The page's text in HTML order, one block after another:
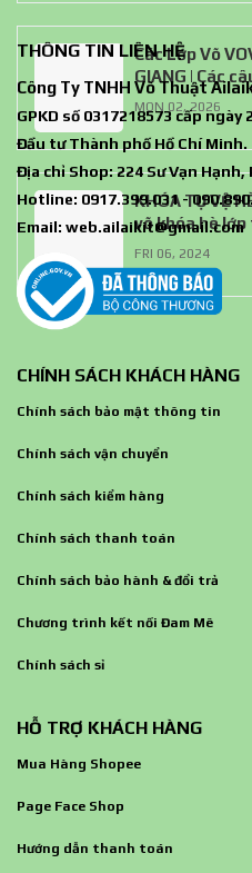
Các Lớp Võ
GIANG | Các
GIANG
MON 02, 2026
KHÓA TỰ VỆ
võ khóa hè lớp
cho trẻ
FRI 06, 2024
THÔNG TIN LIÊN HỆ
Công Ty TNHH Võ Thuật
GPKD số 0317218573 cấp
Đầu tư Thành phố Hồ Chí Minh.
Địa chỉ Shop: 224 Sư Vạn Hạnh,
Hotline: 0917.399.031 -
Email: web.ailaikit@gmail.com
CHÍNH SÁCH KHÁCH HÀNG
Chính sách bảo mật thông tin
Chính sách vận chuyển
Chính sách kiểm hàng
Chính sách thanh toán
Chính sách bảo hành & đổi trả
Chương trình kết nối Đam Mê
Chính sách sỉ
HỖ TRỢ KHÁCH HÀNG
Mua Hàng Shopee
Page Face Shop
Hướng dẫn thanh toán